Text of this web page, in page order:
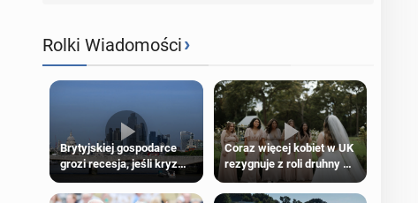
Rolki Wiadomości›
Brytyjskiej gospodarce
grozi recesja, jeśli kryzys
na Bliskim Wschodzie się
przedłuży
Coraz więcej kobiet w UK
rezygnuje z roli druhny na
ślubie